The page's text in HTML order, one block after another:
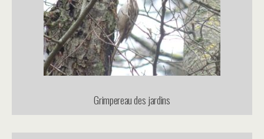
Grimpereau des jardins